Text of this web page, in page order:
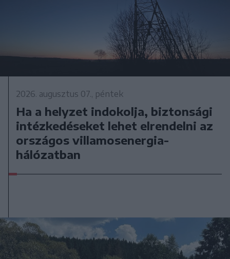
2026. augusztus 07., péntek
Ha a helyzet indokolja, biztonsági
intézkedéseket lehet elrendelni az
országos villamosenergia-
hálózatban